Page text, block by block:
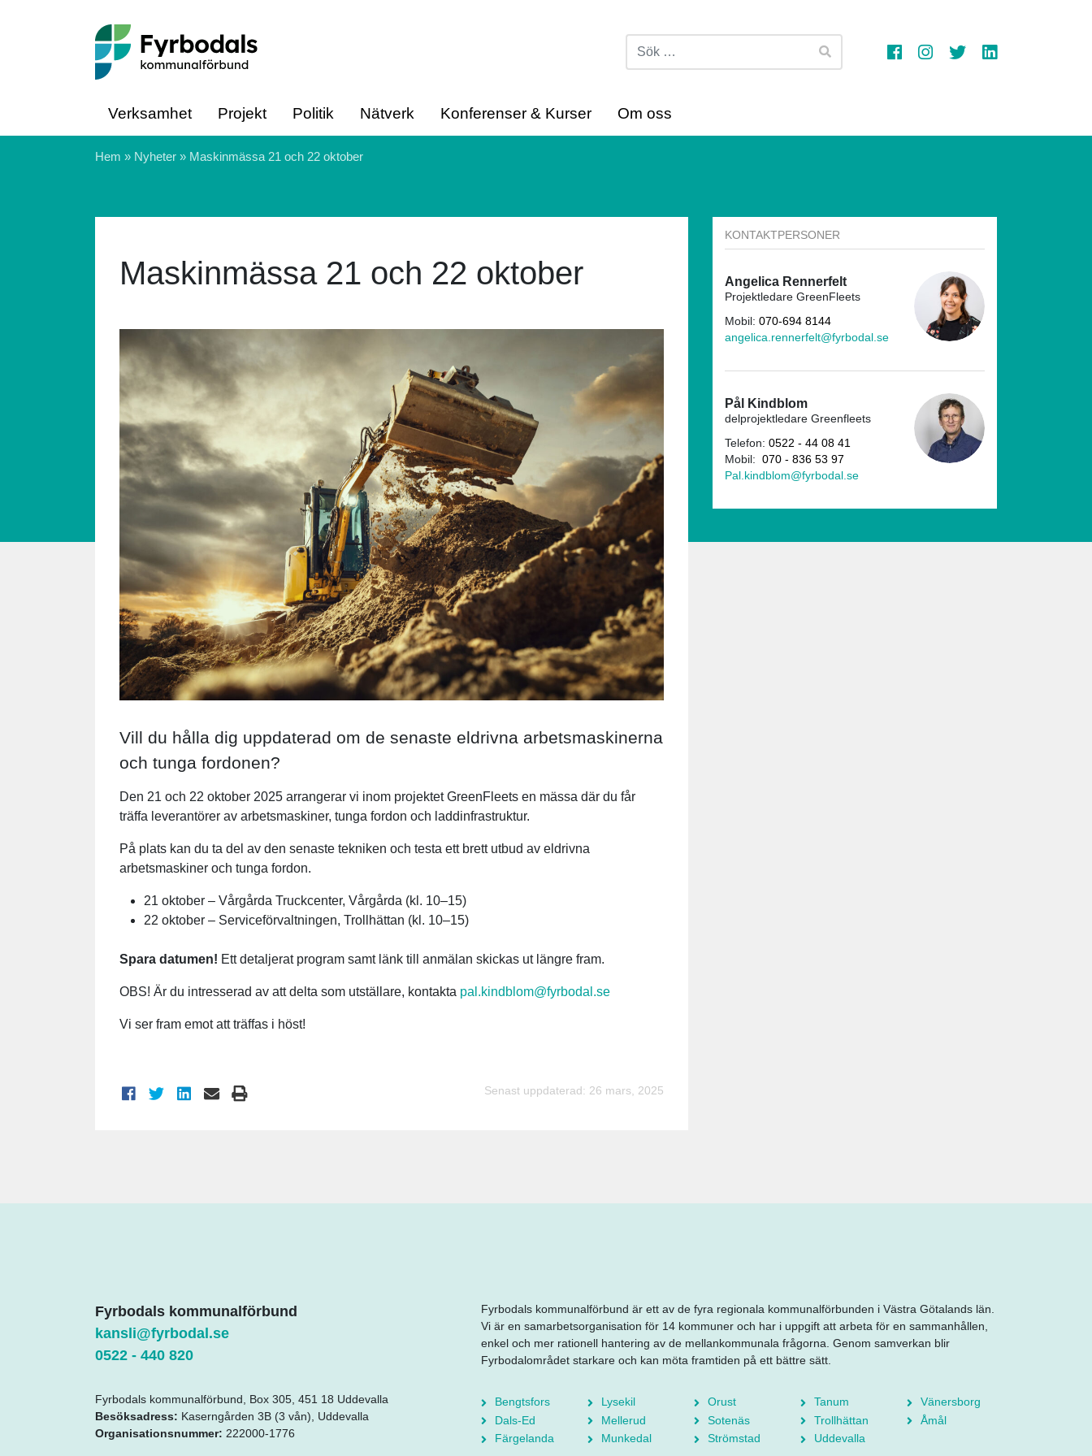
Verksamhet Projekt Politik Nätverk Konferenser & Kurser Om oss
Hem » Nyheter » Maskinmässa 21 och 22 oktober
Maskinmässa 21 och 22 oktober
Vill du hålla dig uppdaterad om de senaste eldrivna arbetsmaskinerna
och tunga fordonen?
Den 21 och 22 oktober 2025 arrangerar vi inom projektet GreenFleets en mässa där du får
träffa leverantörer av arbetsmaskiner, tunga fordon och laddinfrastruktur.
På plats kan du ta del av den senaste tekniken och testa ett brett utbud av eldrivna
arbetsmaskiner och tunga fordon.
21 oktober – Vårgårda Truckcenter, Vårgårda (kl. 10–15)
22 oktober – Serviceförvaltningen, Trollhättan (kl. 10–15)
Spara datumen! Ett detaljerat program samt länk till anmälan skickas ut längre fram.
OBS! Är du intresserad av att delta som utställare, kontakta pal.kindblom@fyrbodal.se
Vi ser fram emot att träffas i höst!
Senast uppdaterad: 26 mars, 2025
KONTAKTPERSONER
Angelica Rennerfelt
Projektledare GreenFleets
Mobil: 070-694 8144
angelica.rennerfelt@fyrbodal.se
Pål Kindblom
delprojektledare Greenfleets
Telefon: 0522 - 44 08 41
Mobil: 070 - 836 53 97
Pal.kindblom@fyrbodal.se
Fyrbodals kommunalförbund
kansli@fyrbodal.se
0522 - 440 820
Fyrbodals kommunalförbund, Box 305, 451 18 Uddevalla
Besöksadress: Kaserngården 3B (3 vån), Uddevalla
Organisationsnummer: 222000-1776
Fyrbodals kommunalförbund är ett av de fyra regionala kommunalförbunden i Västra Götalands län.
Vi är en samarbetsorganisation för 14 kommuner och har i uppgift att arbeta för en sammanhållen,
enkel och mer rationell hantering av de mellankommunala frågorna. Genom samverkan blir
Fyrbodalområdet starkare och kan möta framtiden på ett bättre sätt.
Bengtsfors
Dals-Ed
Färgelanda
Lysekil
Mellerud
Munkedal
Orust
Sotenäs
Strömstad
Tanum
Trollhättan
Uddevalla
Vänersborg
Åmål